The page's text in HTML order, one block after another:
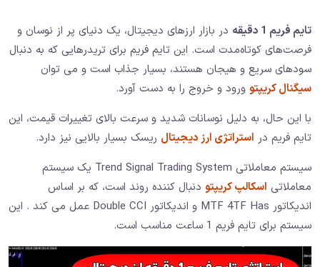
تایم فریم 1 دقیقه
در بازار ارزهای دیجیتال، یک دنیای پر از نوسان و
فرصت‌های کوتاه‌مدت است. این تایم فریم برای تریدرهایی که به دنبال
سودهای سریع و هیجان هستند، بسیار جذاب است و می توان
سیگنال کریپتو ورود و خروج را به دست آورد.
با این حال، به دلیل نوسانات شدید و سرعت بالای تغییرات قیمت، این
تایم فریم در استراتژی ارز دیجیتال ریسک بسیار بالایی نیز دارد.
سیستم معاملاتی Trend Signal Trading System یک سیستم
معاملاتی اسکالپ کریپتو دنبال کننده روند است، که بر اساس
اندیکاتور MTF 4TF Has و اندیکاتور Double CCI عمل می کند . این
سیستم برای تایم فریم 1 ساعت مناسب است.